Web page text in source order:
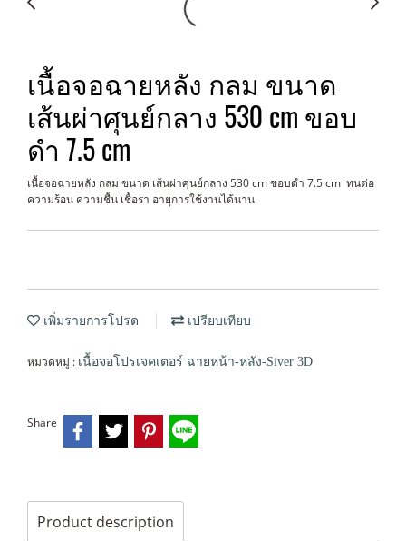
เนื้อจอฉายหลัง กลม ขนาด
เส้นผ่าศุนย์กลาง 530 cm ขอบ
ดำ 7.5 cm
เนื้อจอฉายหลัง กลม ขนาด เส้นผ่าศุนย์กลาง 530 cm ขอบดำ 7.5 cm ทนต่อ
ความร้อน ความชื้น เชื้อรา อายุการใช้งานได้นาน
เพิ่มรายการโปรด เปรียบเทียบ
หมวดหมู่ : เนื้อจอโปรเจคเตอร์ ฉายหน้า-หลัง-Siver 3D
Share
Product description